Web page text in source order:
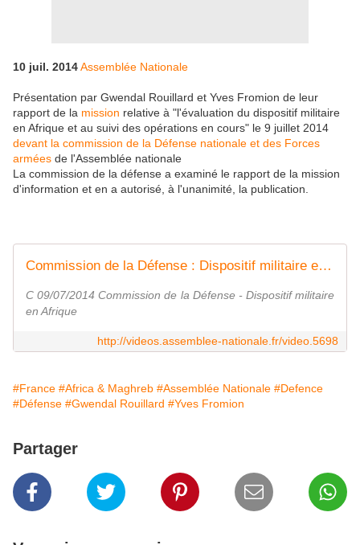
10 juil. 2014Assemblée Nationale
Présentation par Gwendal Rouillard et Yves Fromion de leur
rapport de la mission relative à "l'évaluation du dispositif militaire
en Afrique et au suivi des opérations en cours" le 9 juillet 2014
devant la commission de la Défense nationale et des Forces
armées de l'Assemblée nationale
La commission de la défense a examiné le rapport de la mission
d'information et en a autorisé, à l'unanimité, la publication.
Commission de la Défense : Dispositif militaire en Afrique - Mercredi 9 juillet 2014 -
C 09/07/2014 Commission de la Défense - Dispositif militaire
en Afrique
http://videos.assemblee-nationale.fr/video.5698
#France #Africa & Maghreb #Assemblée Nationale #Defence
#Défense #Gwendal Rouillard #Yves Fromion
Partager